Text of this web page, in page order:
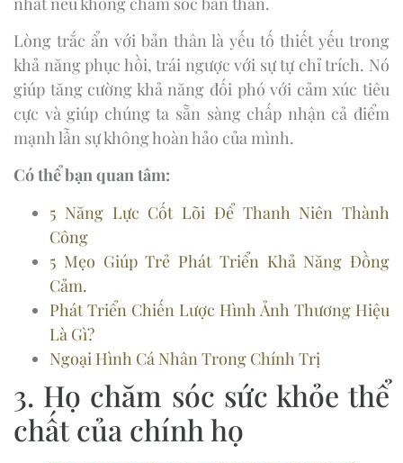
Lòng trắc ẩn với bản thân là yếu tố thiết yếu trong
khả năng phục hồi, trái ngược với sự tự chỉ trích. Nó
giúp tăng cường khả năng đối phó với cảm xúc tiêu
cực và giúp chúng ta sẵn sàng chấp nhận cả điểm
mạnh lẫn sự không hoàn hảo của mình.
Có thể bạn quan tâm:
5 Năng Lực Cốt Lõi Để Thanh Niên Thành
Công
5 Mẹo Giúp Trẻ Phát Triển Khả Năng Đồng
Cảm.
Phát Triển Chiến Lược Hình Ảnh Thương Hiệu
Là Gì?
Ngoại Hình Cá Nhân Trong Chính Trị
3. Họ chăm sóc sức khỏe thể
chất của chính họ